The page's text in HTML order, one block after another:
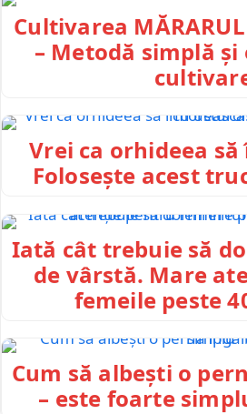
Cultivarea
– Metodă simplă
Vrei ca orhideea
Folosește acest
Iată cât trebuie să
de vârstă. Mare
femeile peste
Cum să albești o
– este foarte